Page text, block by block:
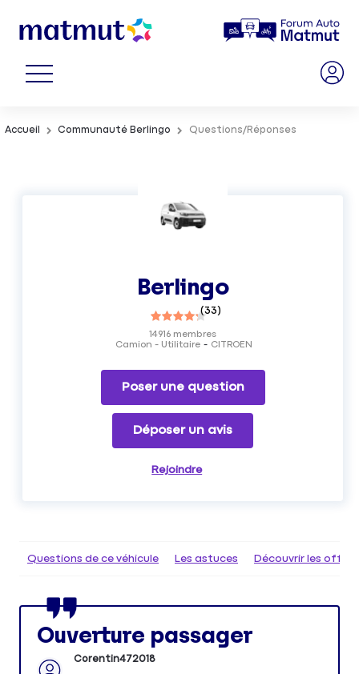
Accueil Communauté Berlingo Questions/Réponses
Berlingo
(33)
Camion - Utilitaire CITROEN
14916 membres
Poser une question
Déposer un avis
Rejoindre
Questions de ce véhicule Les astuces Découvrir les
Ouverture passager
Corentin472018